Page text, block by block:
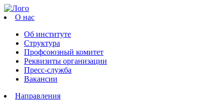
О нас
Об институте
Структура
Профсоюзный комитет
Реквизиты организации
Пресс-служба
Вакансии
Направления